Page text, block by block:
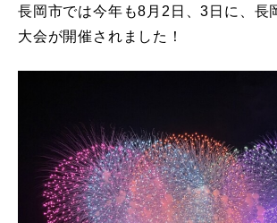
長岡市では今年も8月2日、3日に、長
大会が開催されました！